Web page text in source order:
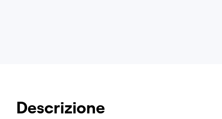
Descrizione